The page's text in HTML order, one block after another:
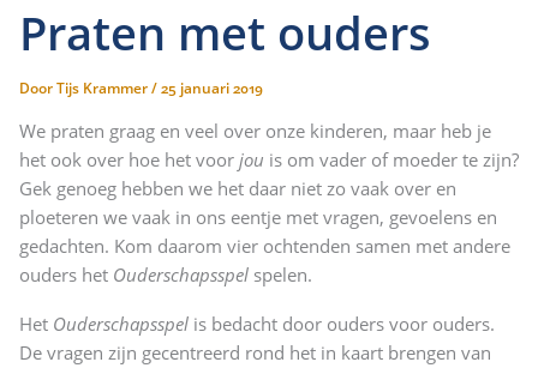
Praten met ouders
DoorTijs Krammer/25 januari 2019
We praten graag en veel over onze kinderen, maar heb je
het ook over hoe het voor jou is om vader of moeder te zijn?
Gek genoeg hebben we het daar niet zo vaak over en
ploeteren we vaak in ons eentje met vragen, gevoelens en
gedachten. Kom daarom vier ochtenden samen met andere
ouders het Ouderschapsspel spelen.
Het Ouderschapsspel is bedacht door ouders voor ouders.
De vragen zijn gecentreerd rond het in kaart brengen van